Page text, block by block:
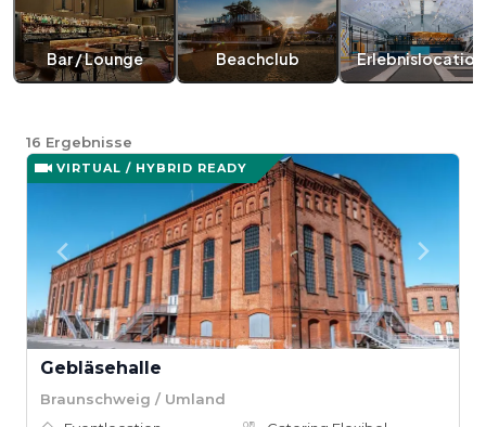
Bar / Lounge Beachclub Erlebnislocation
16 Ergebnisse
VIRTUAL / HYBRID READY
Gebläsehalle
Braunschweig / Umland